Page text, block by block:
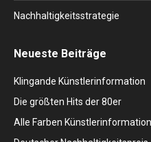
Nachhaltigkeitsstrategie
Neueste Beiträge
Klingande Künstlerinformation
Die größten Hits der 80er
Alle Farben Künstlerinformation